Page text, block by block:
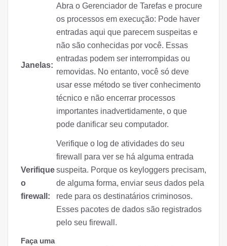
Janelas:
Abra o Gerenciador de Tarefas e procure
os processos em execução: Pode haver
entradas aqui que parecem suspeitas e
não são conhecidas por você. Essas
entradas podem ser interrompidas ou
removidas. No entanto, você só deve
usar esse método se tiver conhecimento
técnico e não encerrar processos
importantes inadvertidamente, o que
pode danificar seu computador.
Verifique
o
firewall:
Verifique o log de atividades do seu
firewall para ver se há alguma entrada
suspeita. Porque os keyloggers precisam,
de alguma forma, enviar seus dados pela
rede para os destinatários criminosos.
Esses pacotes de dados são registrados
pelo seu firewall.
Faça uma